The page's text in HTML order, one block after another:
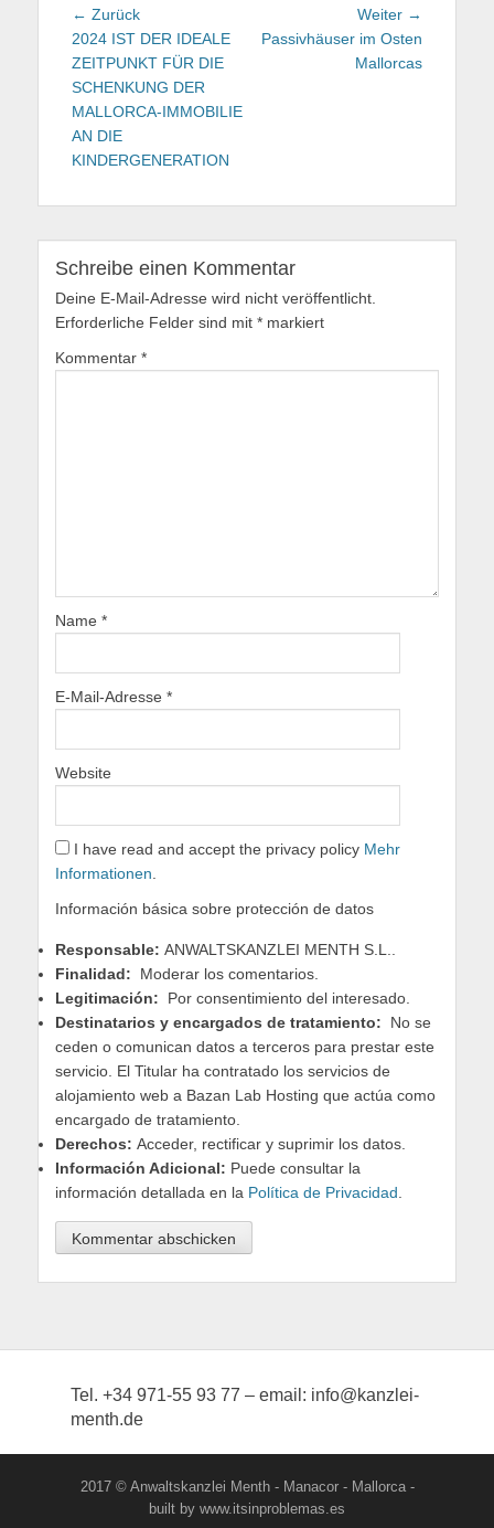
Beitragsnavigation
← Zurück
Beitrag:
2024 IST DER IDEALE
ZEITPUNKT FÜR DIE
SCHENKUNG DER
MALLORCA-IMMOBILIE
AN DIE
KINDERGENERATION
Weiter →
Passivhäuser im Osten
Mallorcas
Schreibe einen Kommentar
Deine E-Mail-Adresse wird nicht veröffentlicht.
Erforderliche Felder sind mit * markiert
Kommentar *
Name *
E-Mail-Adresse *
Website
I have read and accept the privacy policy Mehr
Informationen
Información básica sobre protección de datos
Responsable: ANWALTSKANZLEI MENTH S.L..
Finalidad: Moderar los comentarios.
Legitimación: Por consentimiento del interesado.
Destinatarios y encargados de tratamiento: No se
ceden o comunican datos a terceros para prestar este
servicio. El Titular ha contratado los servicios de
alojamiento web a Bazan Lab Hosting que actúa como
encargado de tratamiento.
Derechos: Acceder, rectificar y suprimir los datos.
Información Adicional: Puede consultar la
información detallada en la Política de Privacidad
Tel. +34 971-55 93 77 – email: info@kanzlei-
menth.de
2017 © Anwaltskanzlei Menth - Manacor - Mallorca -
built by www.itsinproblemas.es